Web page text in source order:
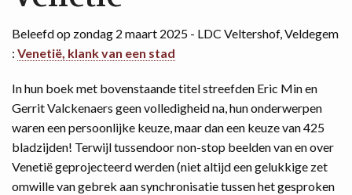
Beleefd op zondag 2 maart 2025 - LDC Veltershof, Veldegem
: Venetië, klank van een stad
In hun boek met bovenstaande titel streefden Eric Min en
Gerrit Valckenaers geen volledigheid na, hun onderwerpen
waren een persoonlijke keuze, maar dan een keuze van 425
bladzijden! Terwijl tussendoor non-stop beelden van en over
Venetië geprojecteerd werden (niet altijd een gelukkige zet
omwille van gebrek aan synchronisatie tussen het gesproken